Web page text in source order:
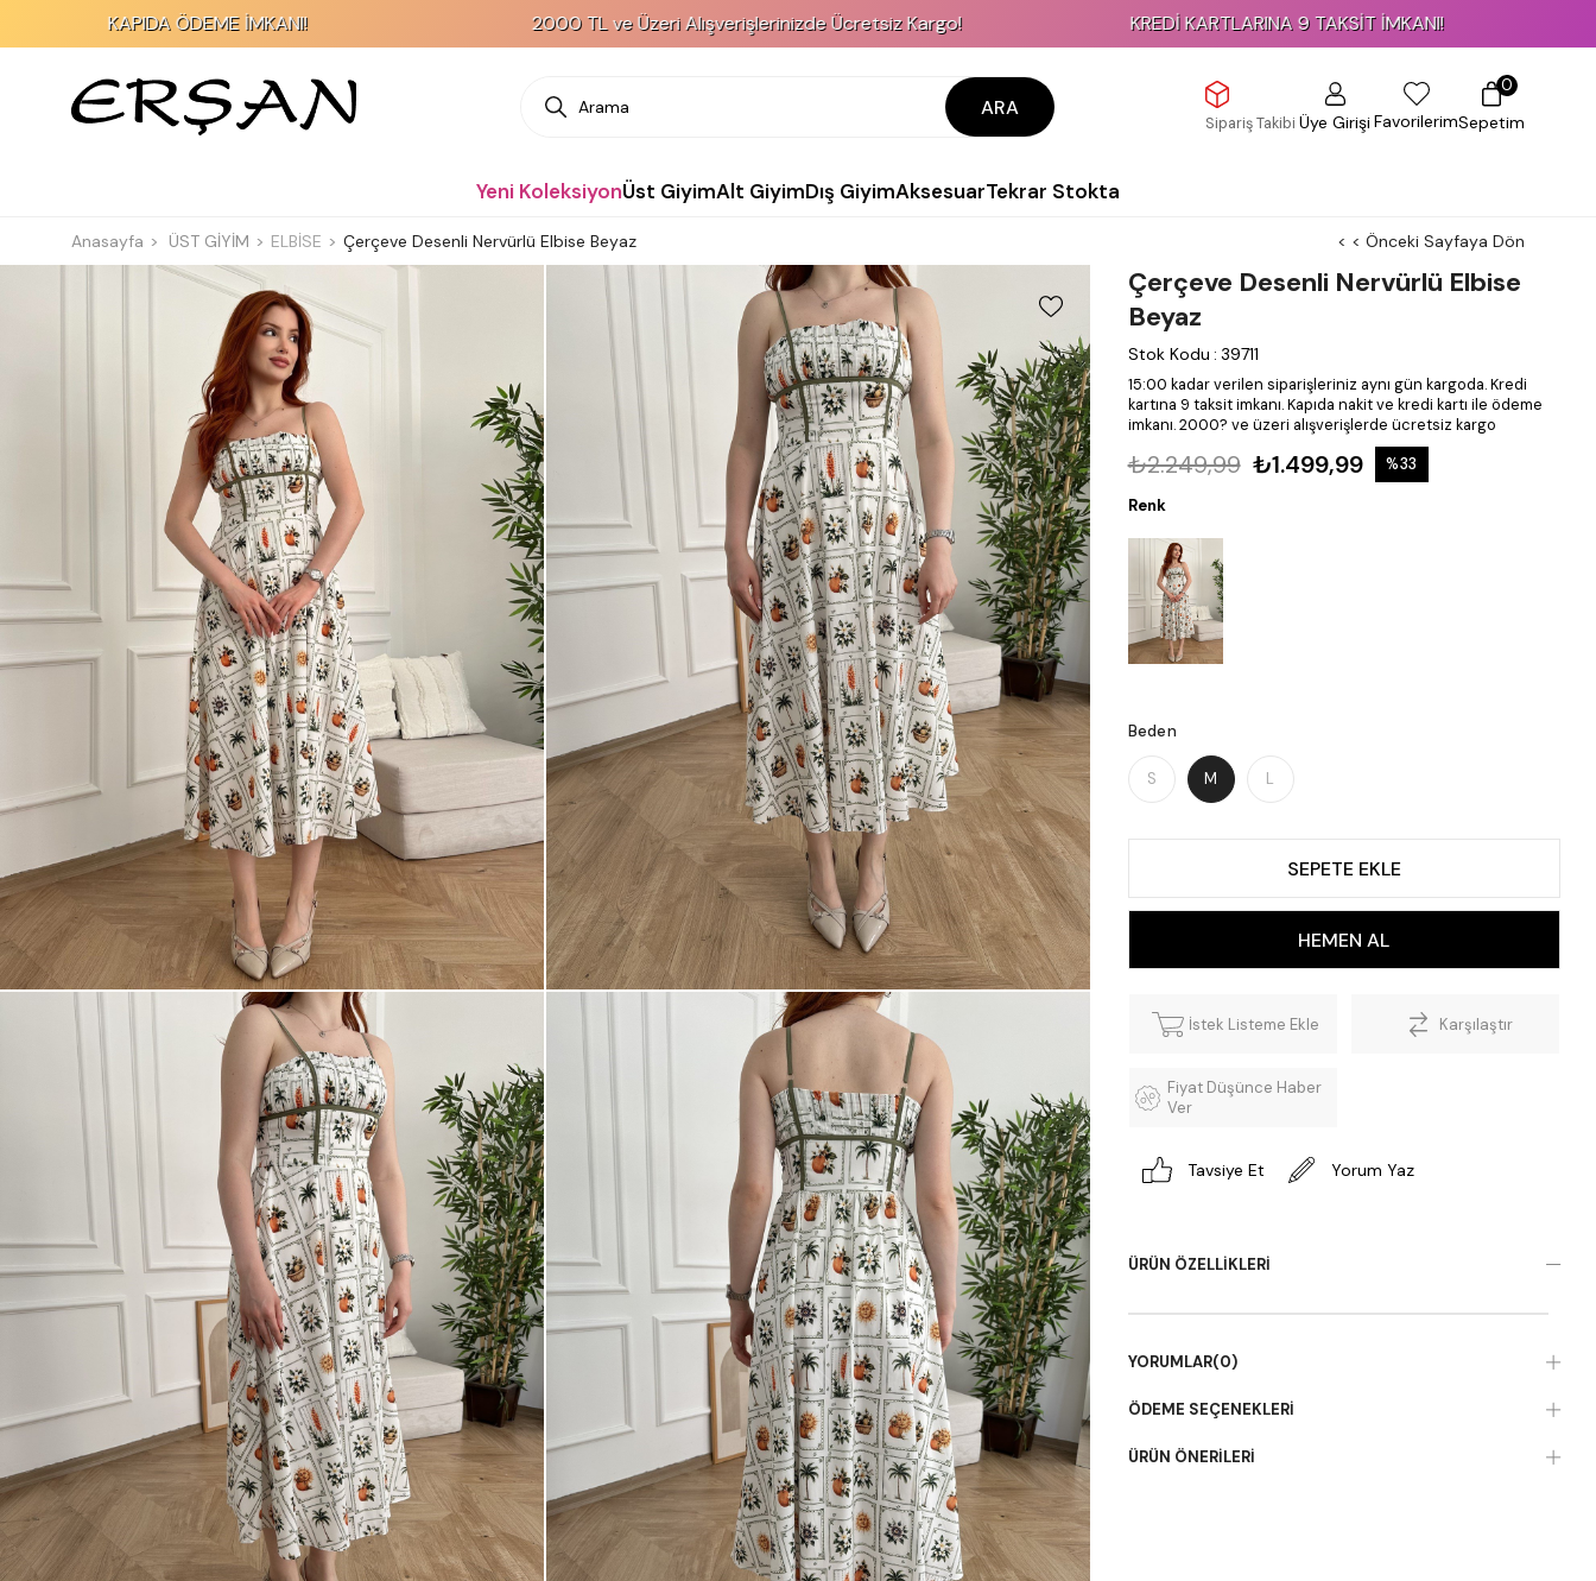
KAPIDA ÖDEME İMKANI! 2000 TL ve Üzeri Alışverişlerinizde Ücretsiz Kargo! KREDİ KARTLARINA 9 TAKSİT İMKANI!
ARA
Sipariş Takibi Üye GirişiFavorilerimSepetim
0
Yeni KoleksiyonÜst GiyimAlt GiyimDış GiyimAksesuarTekrar Stokta
Anasayfa ÜST GİYİM ELBİSE Çerçeve Desenli Nervürlü Elbise Beyaz < < Önceki Sayfaya Dön
Çerçeve Desenli Nervürlü Elbise
Beyaz
Stok Kodu : 39711
15:00 kadar verilen siparişleriniz aynı gün kargoda. Kredi
kartına 9 taksit imkanı. Kapıda nakit ve kredi kartı ile ödeme
imkanı. 2000? ve üzeri alışverişlerde ücretsiz kargo
₺2.249,99 ₺1.499,99 %33
Renk
Beden
S M L
İstek Listeme Ekle Karşılaştır
Fiyat Düşünce Haber
Ver
Tavsiye Et Yorum Yaz
ÜRÜN ÖZELLIKLERI
YORUMLAR(0)
ÖDEME SEÇENEKLERI
ÜRÜN ÖNERILERI